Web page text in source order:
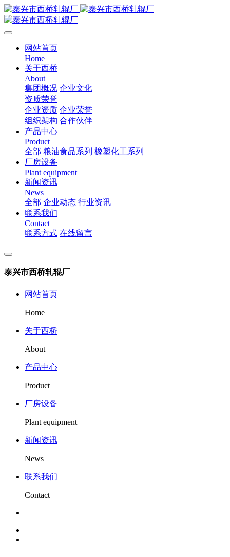
网站首页
Home
关于西桥
About
集团概况 企业文化
资质荣誉
企业资质 企业荣誉
组织架构 合作伙伴
产品中心
Product
全部 粮油食品系列 橡塑化工系列
厂房设备
Plant equipment
新闻资讯
News
全部 企业动态 行业资讯
联系我们
Contact
联系方式 在线留言
泰兴市西桥轧辊厂
网站首页
Home
关于西桥
About
产品中心
Product
厂房设备
Plant equipment
新闻资讯
News
联系我们
Contact